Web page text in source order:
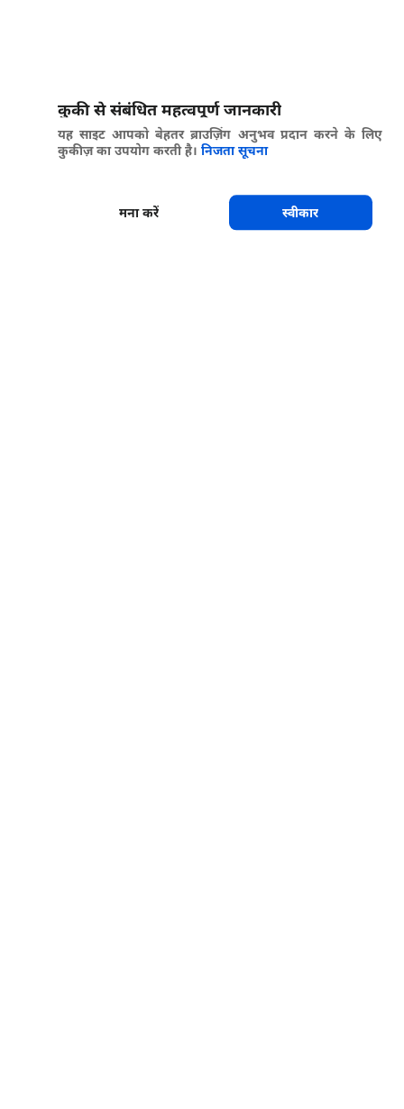
कुकी से संबंधित महत्वपूर्ण जानकारी
यह साइट आपको बेहतर ब्राउज़िंग अनुभव प्रदान करने के लिए
कुकीज़ का उपयोग करती है। निजता सूचना
मना करें स्वीकार